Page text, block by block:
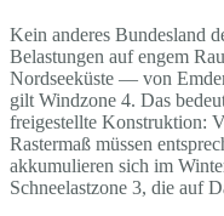
Kein anderes Bundesland
Belastungen auf engem
Nordseeküste — von
gilt Windzone 4. Das
freigestellte Konstruktion:
Rastermaß müssen
akkumulieren sich im
Schneelastzone 3, die auf